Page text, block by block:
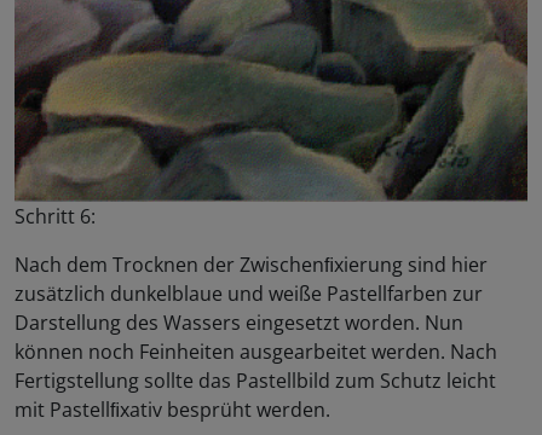
Schritt 6:
Nach dem Trocknen der Zwischenﬁxierung sind hier
zusätzlich dunkelblaue und weiße Pastellfarben zur
Darstellung des Wassers eingesetzt worden. Nun
können noch Feinheiten ausgearbeitet werden. Nach
Fertigstellung sollte das Pastellbild zum Schutz leicht
mit Pastellﬁxativ besprüht werden.